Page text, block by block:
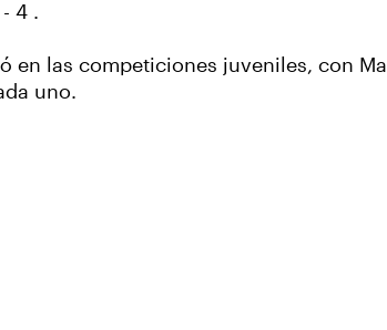
4 .
en las competiciones juveniles, con
uno.